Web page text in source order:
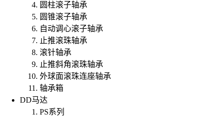
圆柱滚子轴承
圆锥滚子轴承
自动调心滚子轴承
止推滚珠轴承
滚针轴承
止推斜角滚珠轴承
外球面滚珠连座轴承
轴承箱
DD马达
PS系列